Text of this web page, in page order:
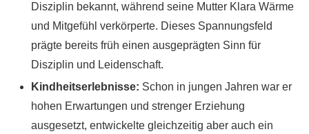
Disziplin bekannt, während seine Mutter Klara Wärme
und Mitgefühl verkörperte. Dieses Spannungsfeld
prägte bereits früh einen ausgeprägten Sinn für
Disziplin und Leidenschaft.
Kindheitserlebnisse: Schon in jungen Jahren war er
hohen Erwartungen und strenger Erziehung
ausgesetzt, entwickelte gleichzeitig aber auch ein